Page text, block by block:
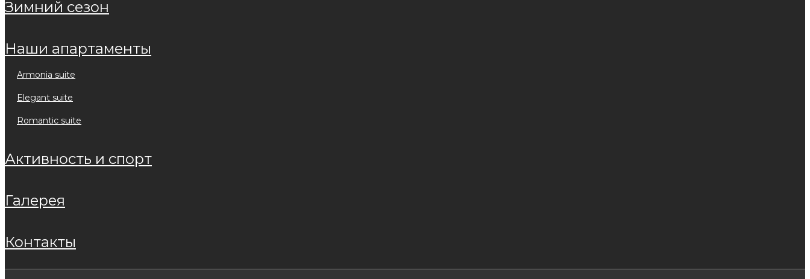
зимний сезон
наши апартаменты
armonia suite
elegant suite
romantic suite
активность и спорт
галерея
контакты